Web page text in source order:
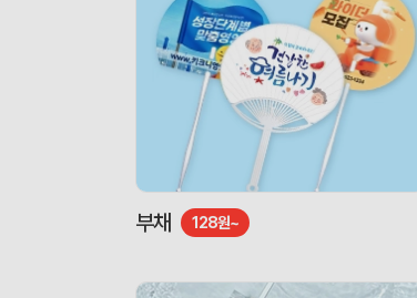
부채 128원~